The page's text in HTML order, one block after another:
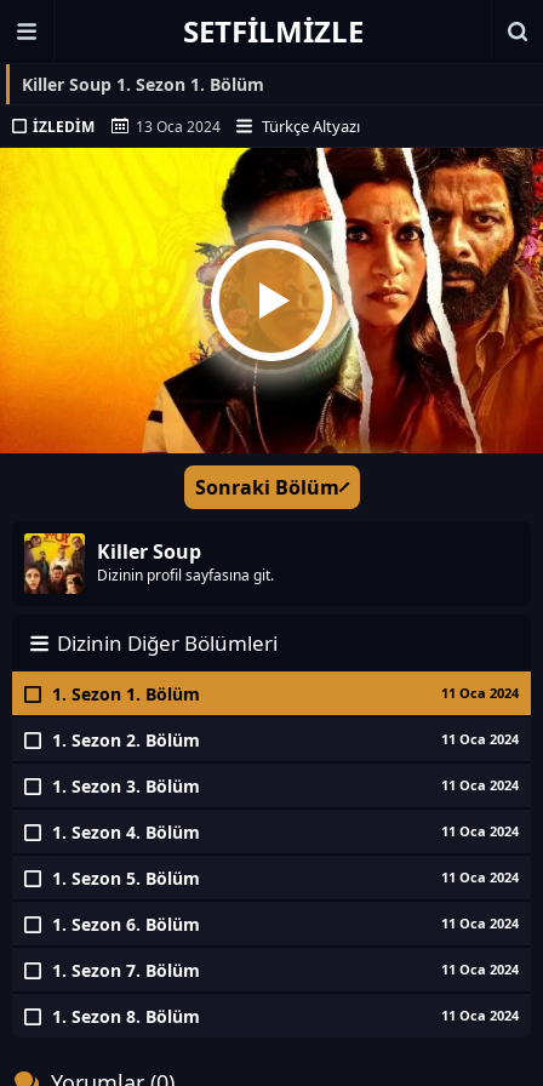
SETFILMIZLE
Killer Soup 1. Sezon 1. Bölüm
İZLEDIM 13 Oca 2024 Türkçe Altyazı
Sonraki Bölüm
Killer Soup
Dizinin profil sayfasına git.
Dizinin Diğer Bölümleri
1. Sezon 1. Bölüm 11 Oca 2024
1. Sezon 2. Bölüm 11 Oca 2024
1. Sezon 3. Bölüm 11 Oca 2024
1. Sezon 4. Bölüm 11 Oca 2024
1. Sezon 5. Bölüm 11 Oca 2024
1. Sezon 6. Bölüm 11 Oca 2024
1. Sezon 7. Bölüm 11 Oca 2024
1. Sezon 8. Bölüm 11 Oca 2024